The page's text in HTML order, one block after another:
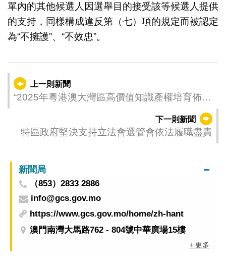
單內的其他候選人因選舉目的接受該等候選人提供
的支持，同樣構成違反第（七）項的規定而被認定
為“不擁護”、“不效忠”。
上一則新聞
“2025年粵港澳大灣區高價值知識產權培育佈局
下一則新聞
特區政府堅決支持立法會選管會依法履職盡責
新聞局
（853）2833 2886
info@gcs.gov.mo
https://www.gcs.gov.mo/home/zh-hant
澳門南灣大馬路762 - 804號中華廣場15樓
+ 更多